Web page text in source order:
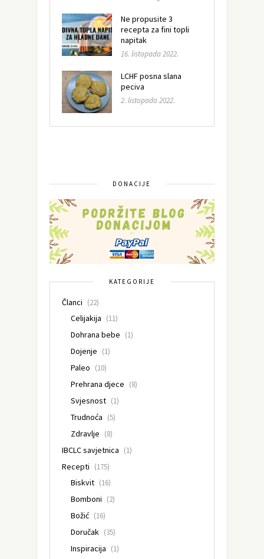
Ne propusite 3
recepta za fini topli
napitak
16. listopada 2022.
LCHF posna slana
peciva
2. listopada 2022.
DONACIJE
KATEGORIJE
Članci (22)
Celijakija (11)
Dohrana bebe (1)
Dojenje (1)
Paleo (10)
Prehrana djece (8)
Svjesnost (1)
Trudnoća (5)
Zdravlje (8)
IBCLC savjetnica (1)
Recepti (175)
Biskvit (16)
Bomboni (2)
Božić (16)
Doručak (35)
Inspiracija (1)